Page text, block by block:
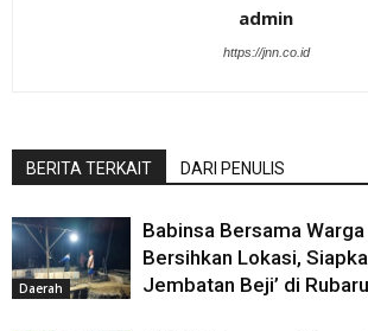
admin
https://jnn.co.id
BERITA TERKAIT DARI PENULIS
Daerah
Babinsa Bersama
Bersihkan Lokasi,
Jembatan Beji’ di Rubaru